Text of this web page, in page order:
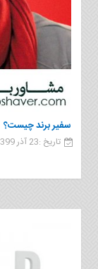
سفیر برند چیست؟
تاریخ :23 آذر 1399, 12:00